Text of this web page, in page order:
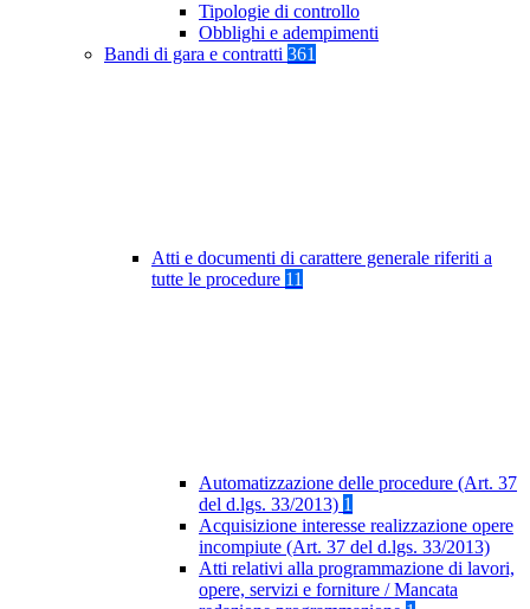
Tipologie di controllo
Obblighi e adempimenti
Bandi di gara e contratti 361
Atti e documenti di carattere generale riferiti a
tutte le procedure 11
Automatizzazione delle procedure (Art. 37
del d.lgs. 33/2013) 1
Acquisizione interesse realizzazione opere
incompiute (Art. 37 del d.lgs. 33/2013)
Atti relativi alla programmazione di lavori,
opere, servizi e forniture / Mancata